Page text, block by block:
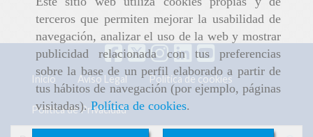
terceros que permiten mejorar la usabilidad de
navegación, analizar el uso de la web y mostrar
publicidad relacionada con tus preferencias
sobre la base de un perfil elaborado a partir de
tus hábitos de navegación (por ejemplo, páginas
visitadas).Política de cookies.
Inicio Aviso Legal Política de cookies
Política de Privacidad